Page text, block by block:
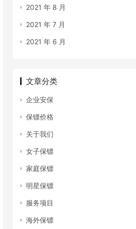
2021 年 8 月
2021 年 7 月
2021 年 6 月
文章分类
企业安保
保镖价格
关于我们
女子保镖
家庭保镖
明星保镖
服务项目
海外保镖